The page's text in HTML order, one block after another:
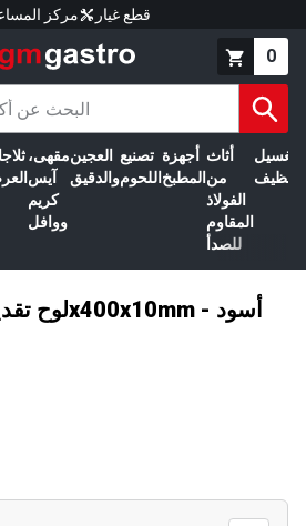
مركز قطع غيار
0
مقهى،
آيس
كريم
ووافل
العجين
والدقيق
تصنيع
اللحوم
أجهزة
المطبخ
أثاث
من
الفولاذ
المقاوم
للصدأ
الغسيل
لوح تقديم - بلاستيك - 600x400x10mm - أسود